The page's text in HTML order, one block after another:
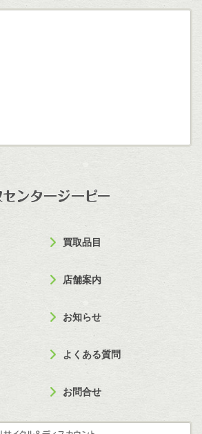
買取品目
店舗案内
お知らせ
よくある質問
お問合せ